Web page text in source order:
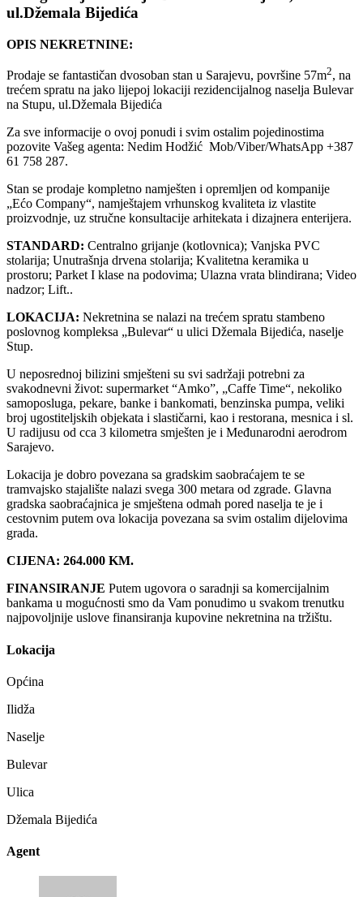
ul.Džemala Bijedića
OPIS NEKRETNINE:
Prodaje se fantastičan dvosoban stan u Sarajevu, površine 57m2, na
trećem spratu na jako lijepoj lokaciji rezidencijalnog naselja Bulevar
na Stupu, ul.Džemala Bijedića
Za sve informacije o ovoj ponudi i svim ostalim pojedinostima
pozovite Vašeg agenta: Nedim Hodžić Mob/Viber/WhatsApp +387
61 758 287.
Stan se prodaje kompletno namješten i opremljen od kompanije
„Ećo Company“, namještajem vrhunskog kvaliteta iz vlastite
proizvodnje, uz stručne konsultacije arhitekata i dizajnera enterijera.
STANDARD: Centralno grijanje (kotlovnica); Vanjska PVC
stolarija; Unutrašnja drvena stolarija; Kvalitetna keramika u
prostoru; Parket I klase na podovima; Ulazna vrata blindirana; Video
nadzor; Lift..
LOKACIJA: Nekretnina se nalazi na trećem spratu stambeno
poslovnog kompleksa „Bulevar“ u ulici Džemala Bijedića, naselje
Stup.
U neposrednoj bilizini smješteni su svi sadržaji potrebni za
svakodnevni život: supermarket “Amko”, „Caffe Time“, nekoliko
samoposluga, pekare, banke i bankomati, benzinska pumpa, veliki
broj ugostiteljskih objekata i slastičarni, kao i restorana, mesnica i sl.
U radijusu od cca 3 kilometra smješten je i Međunarodni aerodrom
Sarajevo.
Lokacija je dobro povezana sa gradskim saobraćajem te se
tramvajsko stajalište nalazi svega 300 metara od zgrade. Glavna
gradska saobraćajnica je smještena odmah pored naselja te je i
cestovnim putem ova lokacija povezana sa svim ostalim dijelovima
grada.
CIJENA: 264.000 KM.
FINANSIRANJE Putem ugovora o saradnji sa komercijalnim
bankama u mogućnosti smo da Vam ponudimo u svakom trenutku
najpovoljnije uslove finansiranja kupovine nekretnina na tržištu.
Lokacija
Općina
Ilidža
Naselje
Bulevar
Ulica
Džemala Bijedića
Agent